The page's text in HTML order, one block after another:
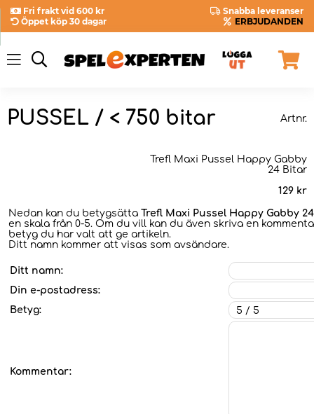
Fri frakt vid 600 kr
Snabba leveranser
Öppet köp 30 dagar
ERBJUDANDEN
PUSSEL / < 750 bitar Artnr.
Trefl Maxi Pussel Happy Gabby
24 Bitar
129 kr
Nedan kan du betygsätta Trefl Maxi Pussel Happy Gabby
en skala från 0-5. Om du vill kan du även skriva en
betyg du har valt att ge artikeln.
Ditt namn kommer att visas som avsändare.
Ditt namn:
Din e-postadress:
Betyg:
Kommentar: